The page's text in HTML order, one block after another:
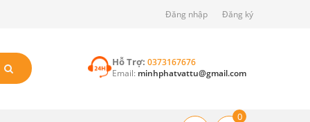
Đăng nhập Đăng ký
Hỗ Trợ:0373167676
Email: minhphatvattu@gmail.com
0